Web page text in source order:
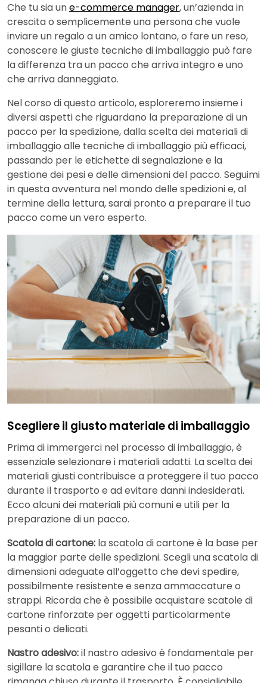
Che tu sia une-commerce manager, un’azienda in
crescita o semplicemente una persona che vuole
inviare un regalo a un amico lontano, o fare un reso,
conoscere le giuste tecniche di imballaggio può fare
la differenza tra un pacco che arriva integro e uno
che arriva danneggiato.
Nel corso di questo articolo, esploreremo insieme i
diversi aspetti che riguardano la preparazione di un
pacco per la spedizione, dalla scelta dei materiali di
imballaggio alle tecniche di imballaggio più efficaci,
passando per le etichette di segnalazione e la
gestione dei pesi e delle dimensioni del pacco. Seguimi
in questa avventura nel mondo delle spedizioni e, al
termine della lettura, sarai pronto a preparare il tuo
pacco come un vero esperto.
Scegliere il giusto materiale di imballaggio
Prima di immergerci nel processo di imballaggio, è
essenziale selezionare i materiali adatti. La scelta dei
materiali giusti contribuisce a proteggere il tuo pacco
durante il trasporto e ad evitare danni indesiderati.
Ecco alcuni dei materiali più comuni e utili per la
preparazione di un pacco.
Scatola di cartone: la scatola di cartone è la base per
la maggior parte delle spedizioni. Scegli una scatola di
dimensioni adeguate all’oggetto che devi spedire,
possibilmente resistente e senza ammaccature o
strappi. Ricorda che è possibile acquistare scatole di
cartone rinforzate per oggetti particolarmente
pesanti o delicati.
Nastro adesivo:il nastro adesivo è fondamentale per
sigillare la scatola e garantire che il tuo pacco